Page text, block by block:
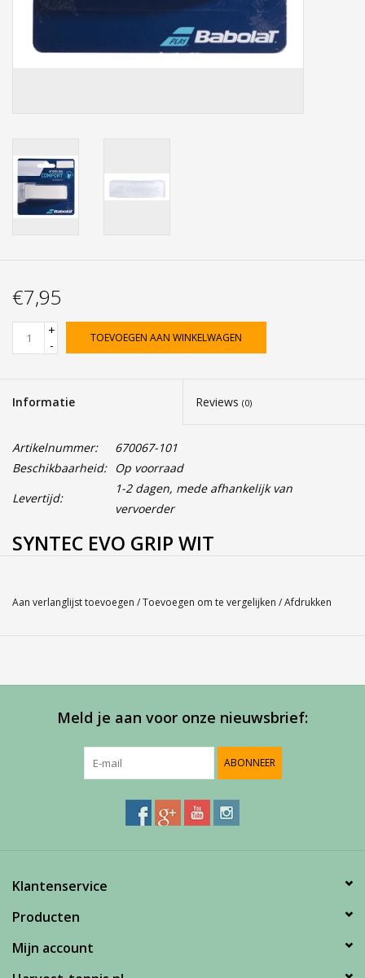
Padel
€7,95
+
-
TOEVOEGEN AAN WINKELWAGEN
Informatie Reviews (0)
Artikelnummer:
670067-101
Beschikbaarheid: Op voorraad
Levertijd:
1-2 dagen, mede afhankelijk van
vervoerder
SYNTEC EVO GRIP WIT
aankoop. Neem telefonisch (0180-551844) contact op voor
Aan verlanglijst toevoegen /Toevoegen om te vergelijken /Afdrukken
Meld je aan voor onze nieuwsbrief:
ABONNEER
Klantenservice
Producten
Mijn account